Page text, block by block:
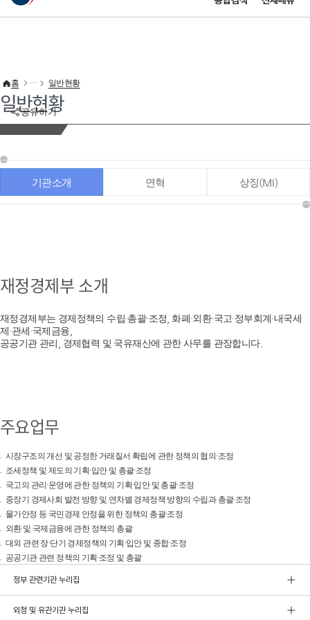
이 누리집은 대한민국 공식 전자정부 누리집입니다.
공유하기
홈 일반현황
일반현황
기관소개 연혁 상징(MI)
재정경제부 소개
재정경제부는 경제정책의 수립·총괄·조정, 화폐·외환·국고·정부회계·내국세
제·관세·국제금융,
공공기관 관리, 경제협력 및 국유재산에 관한 사무를 관장합니다.
주요업무
시장구조의 개선 및 공정한 거래질서 확립에 관한 정책의 협의·조정
조세정책 및 제도의 기획·입안 및 총괄·조정
국고의 관리·운영에 관한 정책의 기획·입안 및 총괄·조정
중장기 경제사회 발전 방향 및 연차별 경제정책 방향의 수립과 총괄·조정
물가안정 등 국민경제 안정을 위한 정책의 총괄·조정
외환 및 국제금융에 관한 정책의 총괄
대외 관련 장·단기 경제정책의 기획·입안 및 종합·조정
공공기관 관련 정책의 기획·조정 및 총괄
정부 관련기관 누리집
외청 및 유관기관 누리집